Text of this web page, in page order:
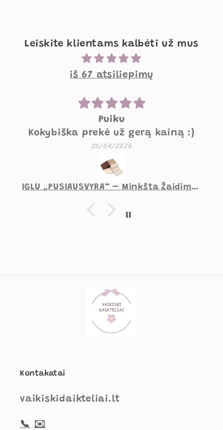
Leiskite klientams kalbėti už mus
iš 67 atsiliepimų
Puiku
Kokybiška prekė už gerą kainą :)
25/04/2026
IGLU „PUSIAUSVYRA“ – Minkšta Žaidimų Aikštelė, Minkšti blokai 20 × 80 × 100 cm
Kontakatai
vaikiskidaikteliai.lt
📞 ✉️